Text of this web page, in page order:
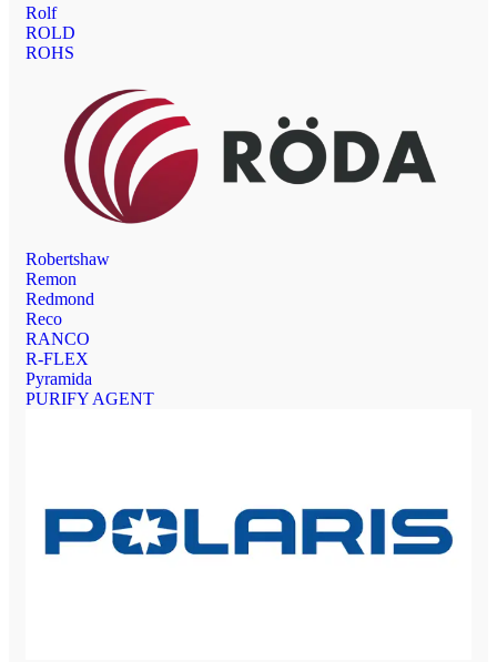
Rolf
ROLD
ROHS
Robertshaw
Remon
Redmond
Reco
RANCO
R-FLEX
Pyramida
PURIFY AGENT